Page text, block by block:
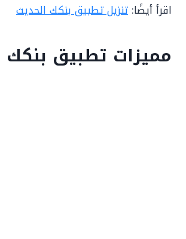
اقرأ أيضًا: تنزيل تطبيق بنكك الحديث
مميزات تطبيق بنكك